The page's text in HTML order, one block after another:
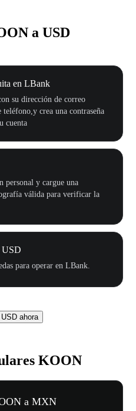
a USD
en LBank
su dirección de correo
crea una contraseña
cuenta
personal y cargue una
válida para verificar la
para operar en LBank.
ahora
KOON
a MXN